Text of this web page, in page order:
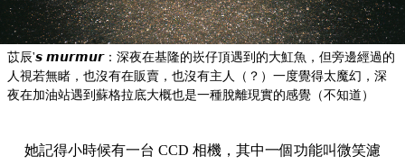
苡辰'𝙨 𝙢𝙪𝙧𝙢𝙪𝙧：深夜在基隆的崁仔頂遇到的大魟魚，但旁邊經過的
人視若無睹，也沒有在販賣，也沒有主人（？）一度覺得太魔幻，深
夜在加油站遇到蘇格拉底大概也是一種脫離現實的感覺（不知道）
她記得小時候有一台 CCD 相機，其中一個功能叫微笑濾